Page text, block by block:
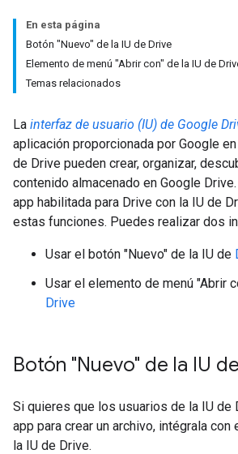
En esta página
Botón "Nuevo" de la IU de Drive
Elemento de menú "Abrir con" de la IU de
Temas relacionados
La interfaz de usuario (IU) de Google
aplicación proporcionada por Google
de Drive pueden crear, organizar,
contenido almacenado en Google
app habilitada para Drive con la IU de
estas funciones. Puedes realizar dos
Usar el botón "Nuevo" de la IU de
Usar el elemento de menú "Abrir
Drive
Botón "Nuevo" de la IU
Si quieres que los usuarios de la IU de
app para crear un archivo, intégrala con
la IU de Drive.